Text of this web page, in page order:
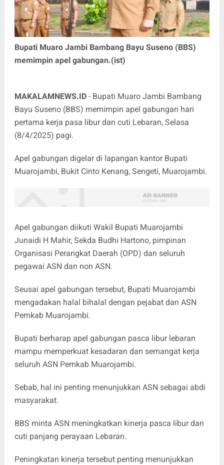
Bupati Muaro Jambi Bambang Bayu Suseno (BBS)
memimpin apel gabungan.(ist)
MAKALAMNEWS.ID - Bupati Muaro Jambi Bambang
Bayu Suseno (BBS) memimpin apel gabungan hari
pertama kerja pasa libur dan cuti Lebaran, Selasa
(8/4/2025) pagi.
Apel gabungan digelar di lapangan kantor Bupati
Muarojambi, Bukit Cinto Kenang, Sengeti, Muarojambi.
Apel gabungan diikuti Wakil Bupati Muarojambi
Junaidi H Mahir, Sekda Budhi Hartono, pimpinan
Organisasi Perangkat Daerah (OPD) dan seluruh
pegawai ASN dan non ASN.
Seusai apel gabungan tersebut, Bupati Muarojambi
mengadakan halal bihalal dengan pejabat dan ASN
Pemkab Muarojambi.
Bupati berharap apel gabungan pasca libur lebaran
mampu memperkuat kesadaran dan semangat kerja
seluruh ASN Pemkab Muarojambi.
Sebab, hal ini penting menunjukkan ASN sebagai abdi
masyarakat.
BBS minta ASN meningkatkan kinerja pasca libur dan
cuti panjang perayaan Lebaran.
Peningkatan kinerja tersebut penting menunjukkan